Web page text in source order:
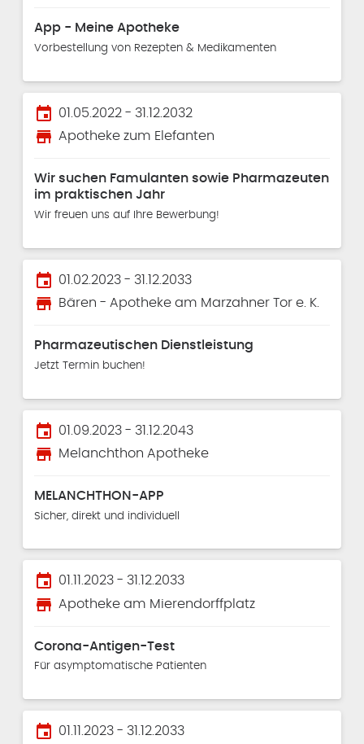
App - Meine Apotheke
Vorbestellung von Rezepten & Medikamenten
event 01.05.2022 - 31.12.2032
store Apotheke zum Elefanten
Wir suchen Famulanten sowie Pharmazeuten
im praktischen Jahr
Wir freuen uns auf Ihre Bewerbung!
event 01.02.2023 - 31.12.2033
store Bären - Apotheke am Marzahner Tor e. K.
Pharmazeutischen Dienstleistung
Jetzt Termin buchen!
event 01.09.2023 - 31.12.2043
store Melanchthon Apotheke
MELANCHTHON-APP
Sicher, direkt und individuell
event 01.11.2023 - 31.12.2033
store Apotheke am Mierendorffplatz
Corona-Antigen-Test
Für asymptomatische Patienten
event 01.11.2023 - 31.12.2033